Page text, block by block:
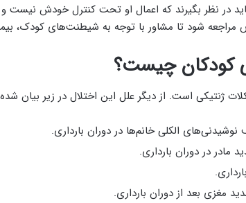
در نظر بگیرند که اعمال او تحت کنترل خودش نیست
شود تا مشاور با توجه به شیطنت‌های کودک،
کودکان چیست؟
ژنتیکی است. از دیگر علل این اختلال در زیر بیان
الکلی خانم‌ها در دوران بارداری.
در دوران بارداری.
مغزی بعد از دوران بارداری.